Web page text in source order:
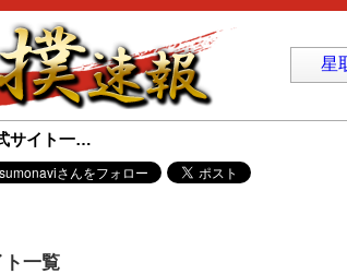
星
サイト一…
一覧